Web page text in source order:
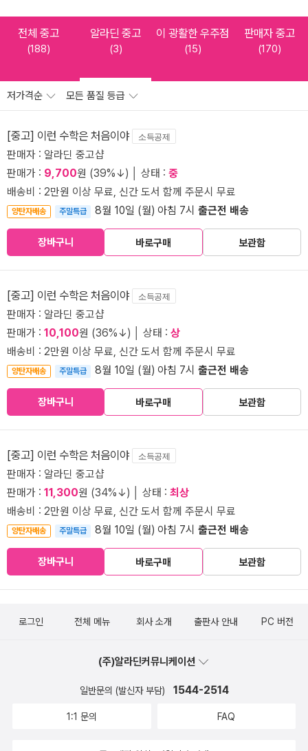
전체 중고
(188)
알라딘 중고
(3)
이 광활한 우주점
(15)
판매자 중고
(170)
저가격순 모든 품질 등급
[중고] 이런 수학은 처음이야 소득공제
판매자 : 알라딘 중고샵
판매가 : 9,700원 (39%↓) │ 상태 : 중
배송비 : 2만원 이상 무료, 신간 도서 함께 주문시 무료
양탄자배송 주말특급 8월 10일 (월) 아침 7시 출근전 배송
장바구니 바로구매 보관함
[중고] 이런 수학은 처음이야 소득공제
판매자 : 알라딘 중고샵
판매가 : 10,100원 (36%↓) │ 상태 : 상
배송비 : 2만원 이상 무료, 신간 도서 함께 주문시 무료
양탄자배송 주말특급 8월 10일 (월) 아침 7시 출근전 배송
장바구니 바로구매 보관함
[중고] 이런 수학은 처음이야 소득공제
판매자 : 알라딘 중고샵
판매가 : 11,300원 (34%↓) │ 상태 : 최상
배송비 : 2만원 이상 무료, 신간 도서 함께 주문시 무료
양탄자배송 주말특급 8월 10일 (월) 아침 7시 출근전 배송
장바구니 바로구매 보관함
로그인 전체 메뉴 회사 소개 출판사 안내 PC 버전
(주)알라딘커뮤니케이션
일반문의 (발신자 부담) 1544-2514
1:1 문의 FAQ